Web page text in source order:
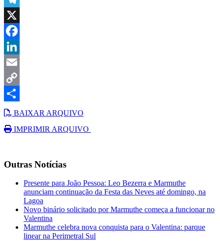
Telegram
X
Facebook
LinkedIn
Email
Copy
Link
ShareBAIXAR ARQUIVO
IMPRIMIR ARQUIVO
Outras Notícias
Presente para João Pessoa: Leo Bezerra e Marmuthe
anunciam continuação da Festa das Neves até domingo, na
Lagoa
Novo binário solicitado por Marmuthe começa a funcionar no
Valentina
Marmuthe celebra nova conquista para o Valentina: parque
linear na Perimetral Sul